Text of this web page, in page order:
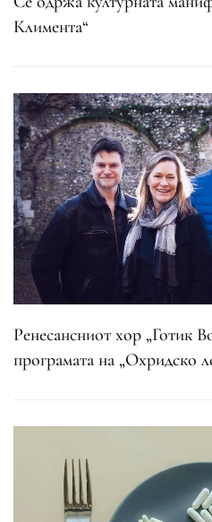
Климента“
Ренесансниот хор „Готик
програмата на „Охридско